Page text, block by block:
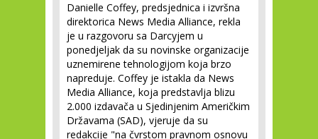
Danielle Coffey, predsjednica i izvršna
direktorica News Media Alliance, rekla
je u razgovoru sa Darcyjem u
ponedjeljak da su novinske organizacije
uznemirene tehnologijom koja brzo
napreduje. Coffey je istakla da News
Media Alliance, koja predstavlja blizu
2.000 izdavača u Sjedinjenim Američkim
Državama (SAD), vjeruje da su
redakcije "na čvrstom pravnom osnovu